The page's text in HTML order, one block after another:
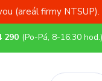
(areál firmy
290 (Po-Pá, 8-16:30 hod.)